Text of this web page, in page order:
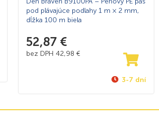
pod plávajúce podlahy 1 m × 2 mm,
dĺžka 100 m biela
52,87 €
bez DPH 42,98 €
3-7 dní